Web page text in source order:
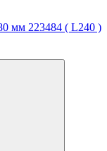
мм 223484 ( L240 )